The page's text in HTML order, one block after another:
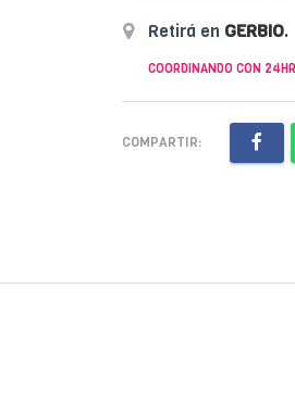
Retirá en GERBIO.
COORDINANDO CON
COMPARTIR: